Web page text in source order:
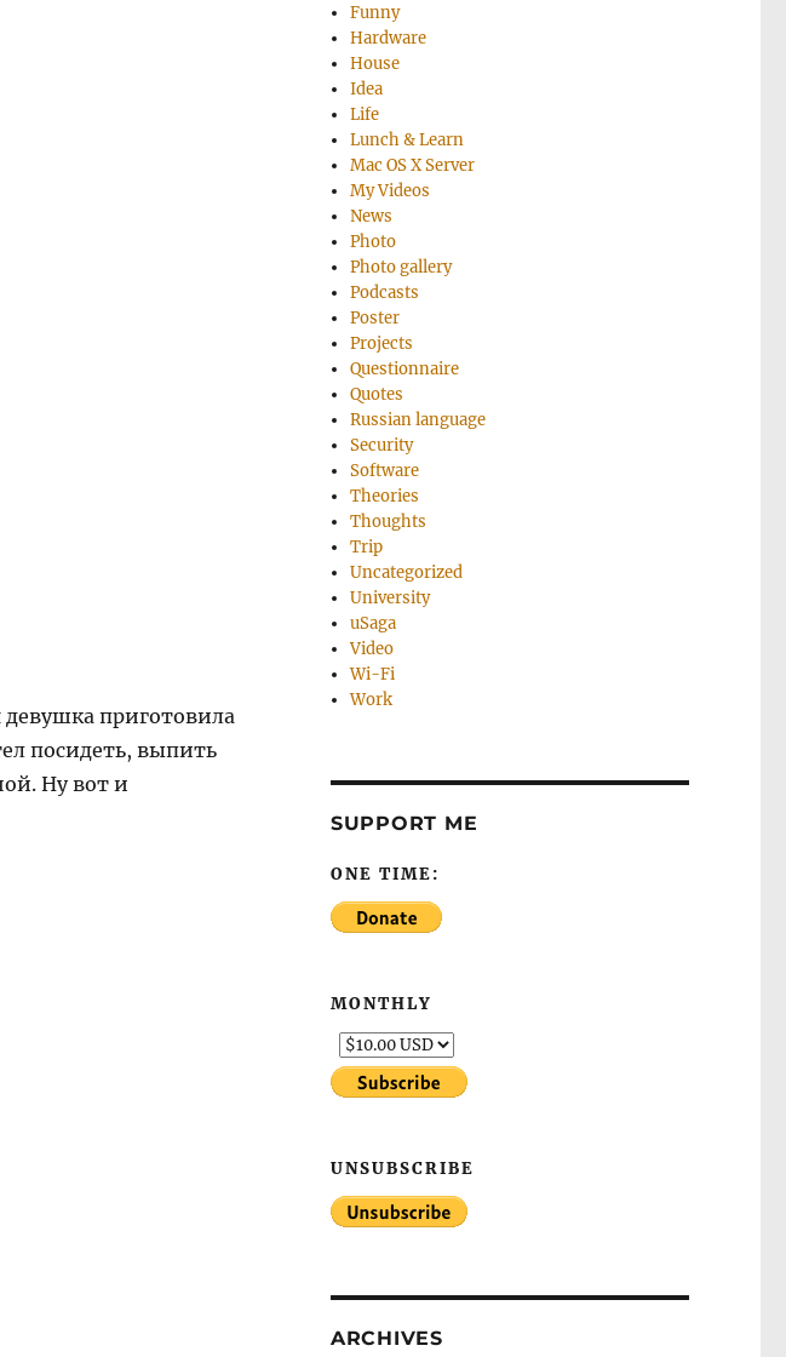
девушка приготовила
посидеть, выпить
Ну вот и
Funny
Hardware
House
Idea
Life
Lunch & Learn
Mac OS X Server
My Videos
News
Photo
Photo gallery
Podcasts
Poster
Projects
Questionnaire
Quotes
Russian language
Security
Software
Theories
Thoughts
Trip
Uncategorized
University
uSaga
Video
Wi-Fi
Work
SUPPORT ME
ONE TIME:
MONTHLY
UNSUBSCRIBE
ARCHIVES